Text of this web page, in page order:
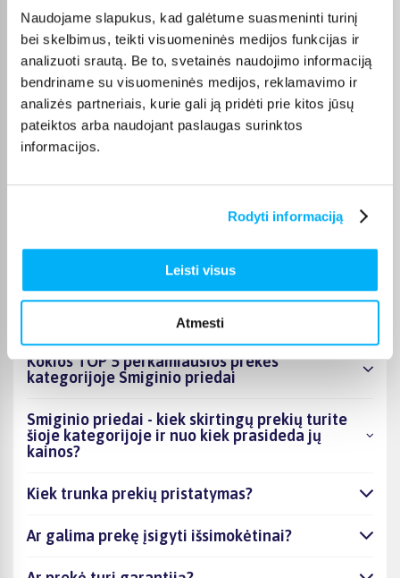
Naudojame slapukus, kad galėtume suasmeninti turinį
bei skelbimus, teikti visuomeninės medijos funkcijas ir
analizuoti srautą. Be to, svetainės naudojimo informaciją
bendriname su visuomeninės medijos, reklamavimo ir
analizės partneriais, kurie gali ją pridėti prie kitos jūsų
pateiktos arba naudojant paslaugas surinktos
informacijos.
Rodyti informaciją
Leisti visus
Atmesti
BIGBOX.LT suteikia galimybę prekes nuo 150 Eur įsigyti su
nemokamu 24 mėnesių lizingu. Tai patogu, kai prekę norite
pirkti išsimokėtinai, paskirstant mokėjimą dalimis. Užsakytos
prekės pristatomos visoje Lietuvoje: į paštomatus nuo 2,29 €, o
užsakymams nuo 499 € pristatymas į paštomatą nemokamas.
Kurjerio pristatymo kaina prasideda nuo 2,99 €.
Sandėlyje esančios prekės įprastai pristatomos per 1–2 darbo
nurodomas jos puslapyje. Pasirinktą prekę iš Smiginio priedai
atitinkamai pažymėta, atsiimti BIGBOX.LT biure Kaune.
Kokios TOP 5 perkamiausios prekės
kategorijoje Smiginio priedai
Smiginio priedai - kiek skirtingų prekių turite
šioje kategorijoje ir nuo kiek prasideda jų
kainos?
Kiek trunka prekių pristatymas?
Ar galima prekę įsigyti išsimokėtinai?